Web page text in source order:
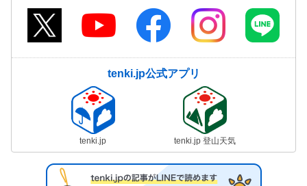
tenki.jp公式アプリ
tenki.jp tenki.jp 登山天気